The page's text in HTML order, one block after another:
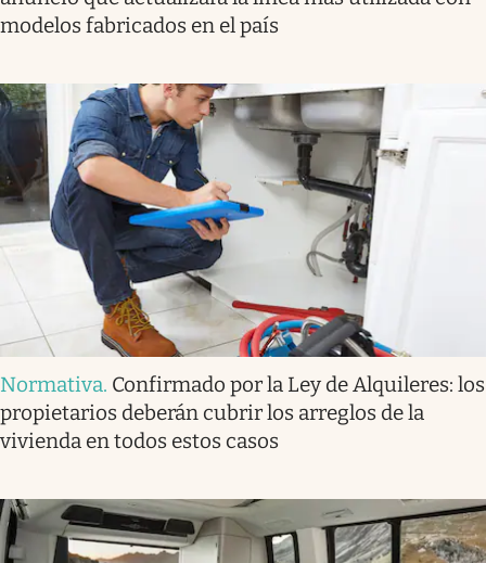
modelos fabricados en el país
Normativa. Confirmado por la Ley de Alquileres: los
propietarios deberán cubrir los arreglos de la
vivienda en todos estos casos